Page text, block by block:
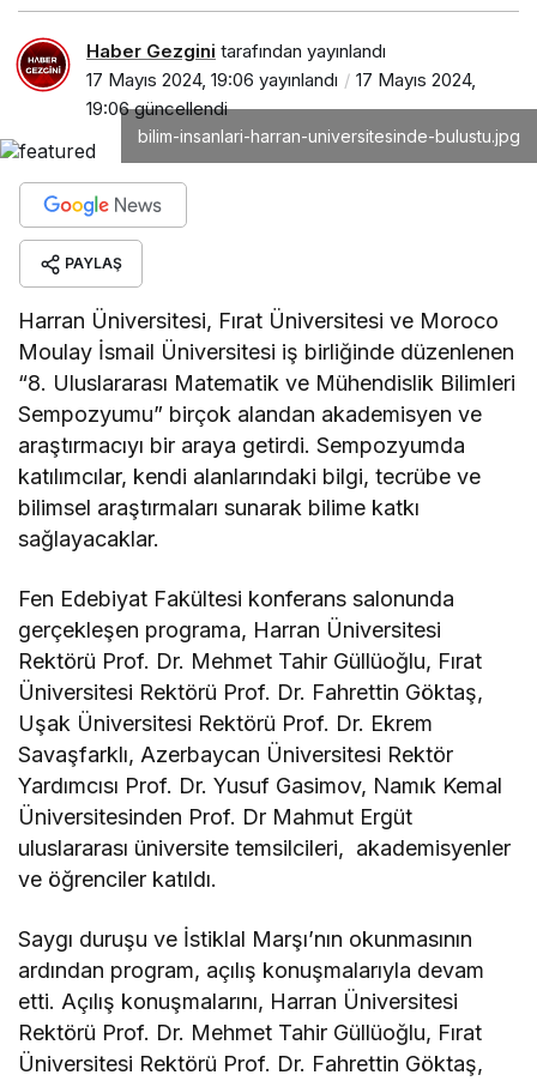
Haber Gezgini tarafından yayınlandı
17 Mayıs 2024, 19:06 yayınlandı
17 Mayıs 2024,
19:06güncellendi
bilim-insanlari-harran-universitesinde-bulustu.jpg
PAYLAŞ
Harran Üniversitesi, Fırat Üniversitesi ve Moroco
Moulay İsmail Üniversitesi iş birliğinde düzenlenen
“8. Uluslararası Matematik ve Mühendislik Bilimleri
Sempozyumu” birçok alandan akademisyen ve
araştırmacıyı bir araya getirdi. Sempozyumda
katılımcılar, kendi alanlarındaki bilgi, tecrübe ve
bilimsel araştırmaları sunarak bilime katkı
sağlayacaklar.
Fen Edebiyat Fakültesi konferans salonunda
gerçekleşen programa, Harran Üniversitesi
Rektörü Prof. Dr. Mehmet Tahir Güllüoğlu, Fırat
Üniversitesi Rektörü Prof. Dr. Fahrettin Göktaş,
Uşak Üniversitesi Rektörü Prof. Dr. Ekrem
Savaşfarklı, Azerbaycan Üniversitesi Rektör
Yardımcısı Prof. Dr. Yusuf Gasimov, Namık Kemal
Üniversitesinden Prof. Dr Mahmut Ergüt
uluslararası üniversite temsilcileri, akademisyenler
ve öğrenciler katıldı.
Saygı duruşu ve İstiklal Marşı’nın okunmasının
ardından program, açılış konuşmalarıyla devam
etti. Açılış konuşmalarını, Harran Üniversitesi
Rektörü Prof. Dr. Mehmet Tahir Güllüoğlu, Fırat
Üniversitesi Rektörü Prof. Dr. Fahrettin Göktaş,